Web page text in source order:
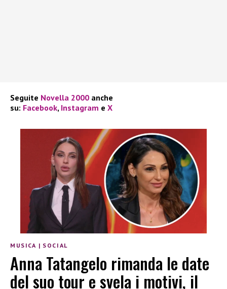
Seguite Novella 2000 anche
su: Facebook, Instagram e X
MUSICA | SOCIAL
Anna Tatangelo rimanda le date
del suo tour e svela i motivi, il